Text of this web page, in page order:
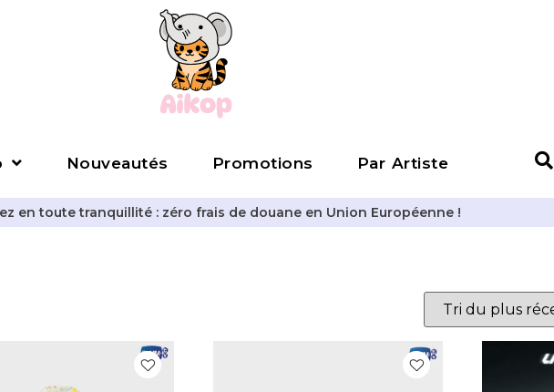
Nouveautés Promotions Par Artiste
en toute tranquillité : zéro frais de douane en Union Européenne !